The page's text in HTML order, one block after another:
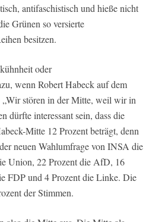
antifaschistisch und hieße nicht
Grünen so versierte
besitzen.
oder
wenn Robert Habeck auf dem
„Wir stören in der Mitte, weil wir in
dürfte interessant sein, dass die
Mitte 12 Prozent beträgt, denn
neuen Wahlumfrage von INSA die
Union, 22 Prozent die AfD, 16
FDP und 4 Prozent die Linke. Die
der Stimmen.